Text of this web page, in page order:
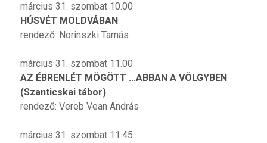
március 31. szombat 10.00
HÚSVÉT MOLDVÁBAN
rendező: Norinszki Tamás
március 31. szombat 11.00
AZ ÉBRENLÉT MÖGÖTT ...ABBAN A VÖLGYBEN
(Szanticskai tábor)
rendező: Vereb Vean András
március 31. szombat 11.45